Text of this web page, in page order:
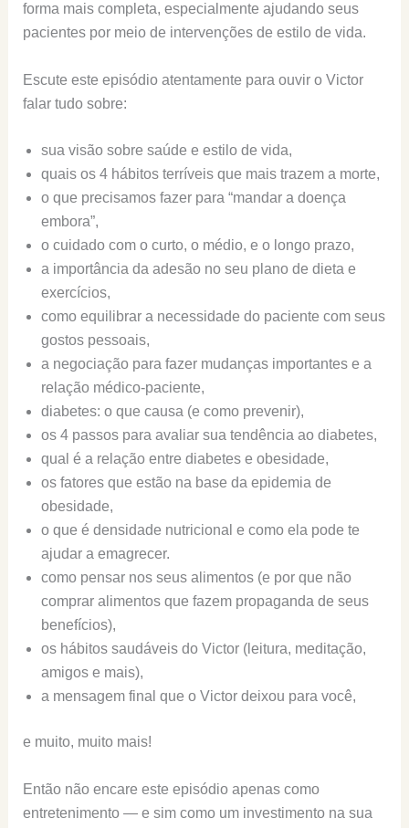
forma mais completa, especialmente ajudando seus
pacientes por meio de intervenções de estilo de vida.
Escute este episódio atentamente para ouvir o Victor
falar tudo sobre:
sua visão sobre saúde e estilo de vida,
quais os 4 hábitos terríveis que mais trazem a morte,
o que precisamos fazer para “mandar a doença
embora”,
o cuidado com o curto, o médio, e o longo prazo,
a importância da adesão no seu plano de dieta e
exercícios,
como equilibrar a necessidade do paciente com seus
gostos pessoais,
a negociação para fazer mudanças importantes e a
relação médico-paciente,
diabetes: o que causa (e como prevenir),
os 4 passos para avaliar sua tendência ao diabetes,
qual é a relação entre diabetes e obesidade,
os fatores que estão na base da epidemia de
obesidade,
o que é densidade nutricional e como ela pode te
ajudar a emagrecer.
como pensar nos seus alimentos (e por que não
comprar alimentos que fazem propaganda de seus
benefícios),
os hábitos saudáveis do Victor (leitura, meditação,
amigos e mais),
a mensagem final que o Victor deixou para você,
e muito, muito mais!
Então não encare este episódio apenas como
entretenimento — e sim como um investimento na sua